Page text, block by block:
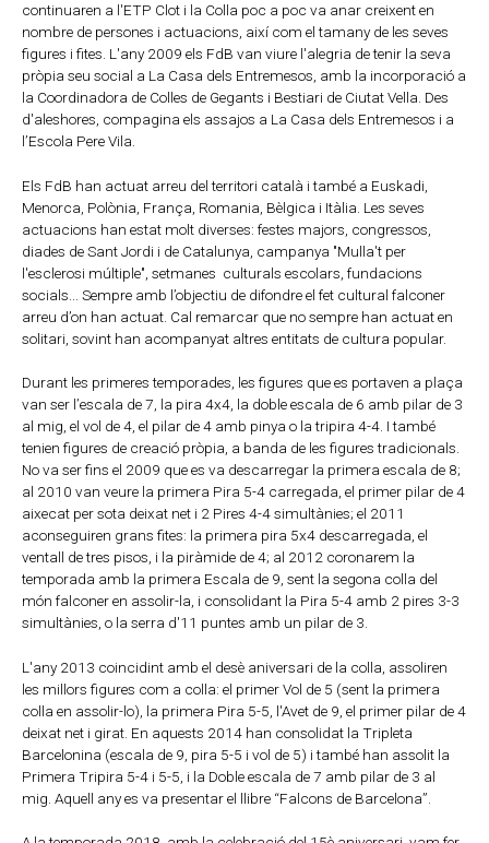
continuaren a l'ETP Clot i la Colla poc a poc va anar creixent en
nombre de persones i actuacions, així com el tamany de les seves
figures i fites. L'any 2009 els FdB van viure l'alegria de tenir la seva
pròpia seu social a La Casa dels Entremesos, amb la incorporació a
la Coordinadora de Colles de Gegants i Bestiari de Ciutat Vella. Des
d'aleshores, compagina els assajos a La Casa dels Entremesos i a
l’Escola Pere Vila.
Els FdB han actuat arreu del territori català i també a Euskadi,
Menorca, Polònia, França, Romania, Bèlgica i Itàlia. Les seves
actuacions han estat molt diverses: festes majors, congressos,
diades de Sant Jordi i de Catalunya, campanya "Mulla't per
l'esclerosi múltiple", setmanes culturals escolars, fundacions
socials... Sempre amb l’objectiu de difondre el fet cultural falconer
arreu d’on han actuat. Cal remarcar que no sempre han actuat en
solitari, sovint han acompanyat altres entitats de cultura popular.
Durant les primeres temporades, les figures que es portaven a plaça
van ser l’escala de 7, la pira 4x4, la doble escala de 6 amb pilar de 3
al mig, el vol de 4, el pilar de 4 amb pinya o la tripira 4-4. I també
tenien figures de creació pròpia, a banda de les figures tradicionals.
No va ser fins el 2009 que es va descarregar la primera escala de 8;
al 2010 van veure la primera Pira 5-4 carregada, el primer pilar de 4
aixecat per sota deixat net i 2 Pires 4-4 simultànies; el 2011
aconseguiren grans fites: la primera pira 5x4 descarregada, el
ventall de tres pisos, i la piràmide de 4; al 2012 coronarem la
temporada amb la primera Escala de 9, sent la segona colla del
món falconer en assolir-la, i consolidant la Pira 5-4 amb 2 pires 3-3
simultànies, o la serra d'11 puntes amb un pilar de 3.
L'any 2013 coincidint amb el desè aniversari de la colla, assoliren
les millors figures com a colla: el primer Vol de 5 (sent la primera
colla en assolir-lo), la primera Pira 5-5, l'Avet de 9, el primer pilar de 4
deixat net i girat. En aquests 2014 han consolidat la Tripleta
Barcelonina (escala de 9, pira 5-5 i vol de 5) i també han assolit la
Primera Tripira 5-4 i 5-5, i la Doble escala de 7 amb pilar de 3 al
mig. Aquell any es va presentar el llibre “Falcons de Barcelona”.